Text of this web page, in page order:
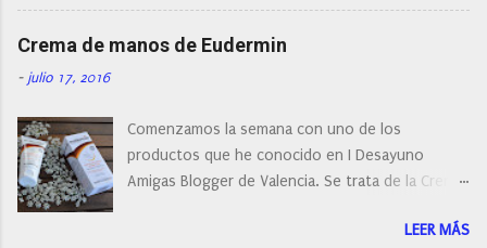
Crema de manos de Eudermin
- julio 17, 2016
Comenzamos la semana con uno de los
productos que he conocido en I Desayuno
Amigas Blogger de Valencia. Se trata de la Crema
manos para utilizar tanto en verano como en
LEER MÁS